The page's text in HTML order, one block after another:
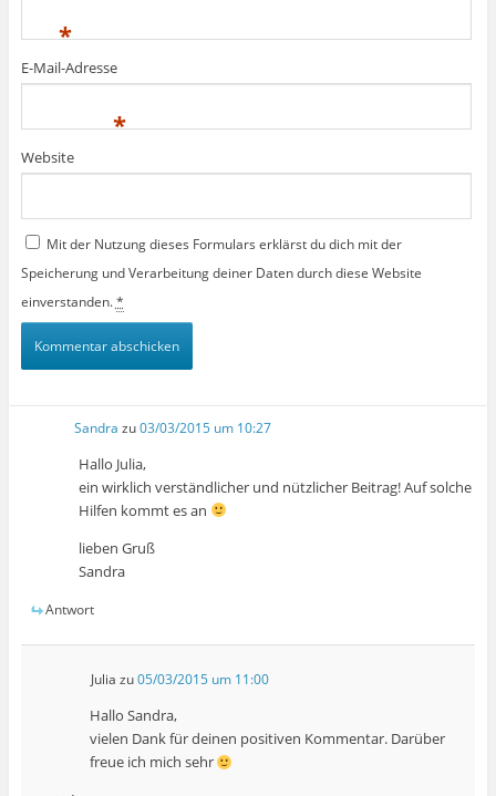
*
E-Mail-Adresse
*
Website
Mit der Nutzung dieses Formulars erklärst du dich mit der
Speicherung und Verarbeitung deiner Daten durch diese Website
einverstanden.*
Sandra zu03/03/2015 um 10:27
Hallo Julia,
ein wirklich verständlicher und nützlicher Beitrag! Auf solche
Hilfen kommt es an
lieben Gruß
Sandra
Antwort
Julia zu05/03/2015 um 11:00
Hallo Sandra,
vielen Dank für deinen positiven Kommentar. Darüber
freue ich mich sehr